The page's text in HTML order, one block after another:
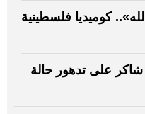
كوميديا فلسطينية
على تدهور حالة